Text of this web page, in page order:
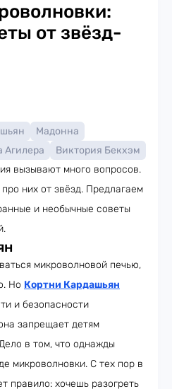
от звёзд-
Мадонна
Агилера
Виктория Бекхэм
вызывают много вопросов.
них от звёзд. Предлагаем
и необычные советы
микроволновой печью,
Но Кортни Кардашьян
и безопасности
запрещает детям
в том, что однажды
микроволновки. С тех пор в
правило: хочешь разогреть